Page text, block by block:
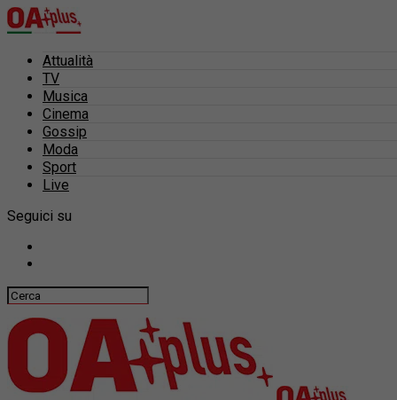
Attualità
TV
Musica
Cinema
Gossip
Moda
Sport
Live
Seguici su